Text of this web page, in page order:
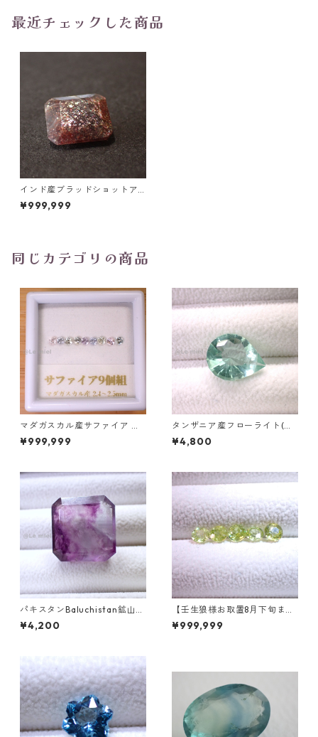
最近チェックした商品
インド産ブラッドショットア
イオライト 3.7ct 11.5mm*10.5
mm*4.0mm
¥999,999
同じカテゴリの商品
マダガスカル産サファイア ル
ース 9個組 2.4～2.5mm
¥999,999
タンザニア産フローライト(蛍
光) ペアシェイプカットルース
5.46ct 13.8mm*10.8mm*7.0
¥4,800
パキスタンBaluchistan鉱山産
フローライト スクエアカット
ルース 34.4ct 20 x 19.6 x 11
¥4,200
【壬生狼様お取置8月下旬ま
で】マダガスカル産スフェー
ン ラウンドカットルース 0.45
¥999,999